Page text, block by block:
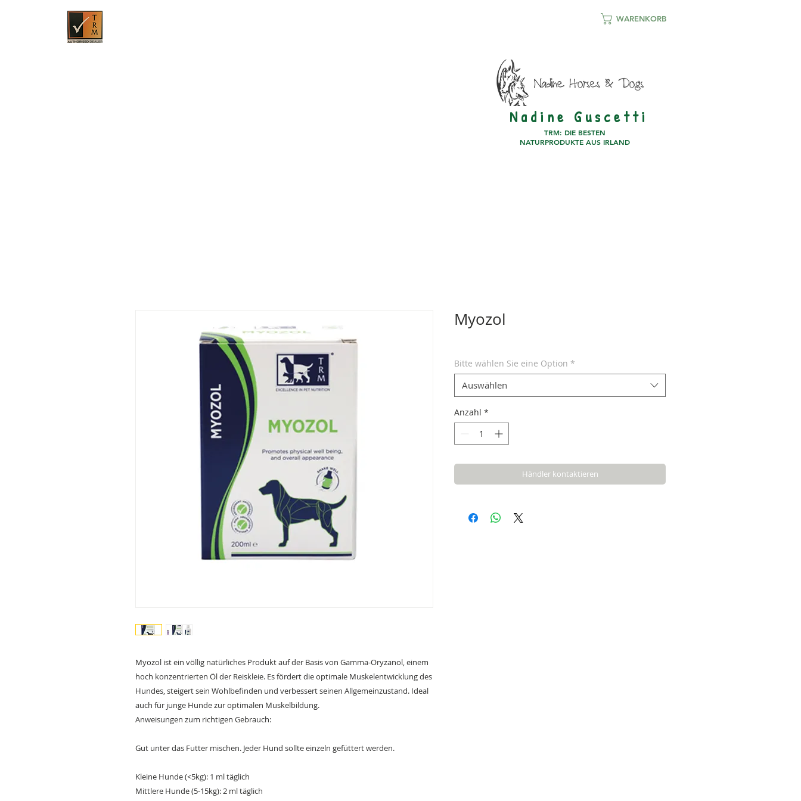
N a d i n e G u s c e t t i
TRM: DIE BESTEN
NATURPRODUKTE AUS IRLAND
WARENKORB
Myozol ist ein völlig natürliches Produkt auf der Basis von Gamma-Oryzanol, einem
hoch konzentrierten Öl der Reiskleie. Es fördert die optimale Muskelentwicklung des
Hundes, steigert sein Wohlbefinden und verbessert seinen Allgemeinzustand. Ideal
auch für junge Hunde zur optimalen Muskelbildung.
Anweisungen zum richtigen Gebrauch:
Gut unter das Futter mischen. Jeder Hund sollte einzeln gefüttert werden.
Kleine Hunde (<5kg): 1 ml täglich
Mittlere Hunde (5-15kg): 2 ml täglich
Myozol
Bitte wählen Sie eine Option *
Auswählen
Anzahl *
Händler kontaktieren